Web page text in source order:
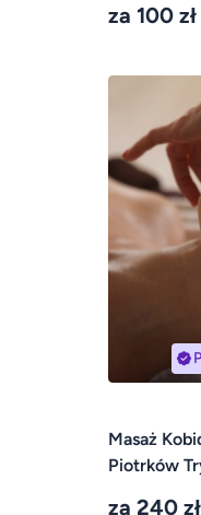
za 100 zł
Masaż
Piotrków
za 240 zł